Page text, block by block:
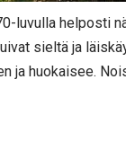
luvulla helposti
sieltä ja
ja huokaisee.